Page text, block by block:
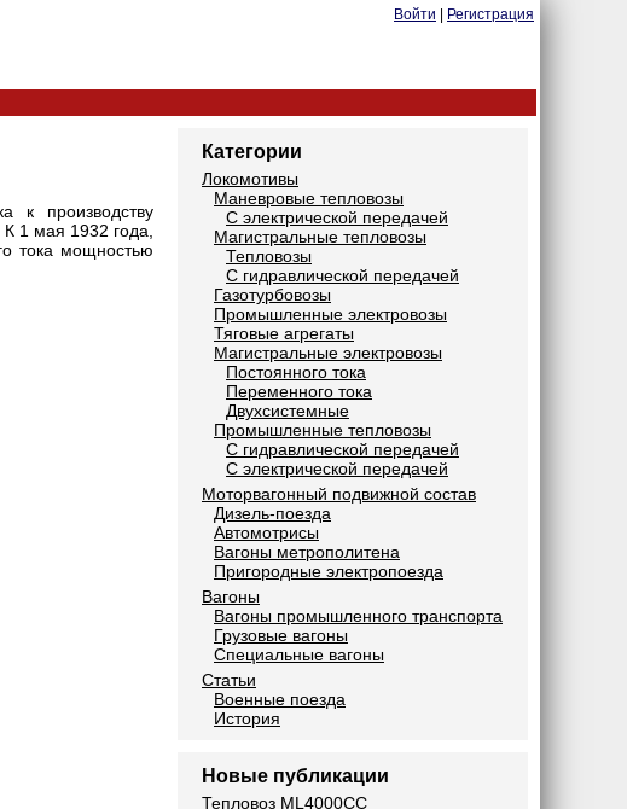
Войти Регистрация
к производству
К 1 мая 1932 года,
тока мощностью
Категории
Локомотивы
Маневровые тепловозы
С электрической передачей
Магистральные тепловозы
Тепловозы
С гидравлической передачей
Газотурбовозы
Промышленные электровозы
Тяговые агрегаты
Магистральные электровозы
Постоянного тока
Переменного тока
Двухсистемные
Промышленные тепловозы
С гидравлической передачей
С электрической передачей
Моторвагонный подвижной состав
Дизель-поезда
Автомотрисы
Вагоны метрополитена
Пригородные электропоезда
Вагоны
Вагоны промышленного транспорта
Грузовые вагоны
Специальные вагоны
Статьи
Военные поезда
История
Новые публикации
Тепловоз ML4000CC